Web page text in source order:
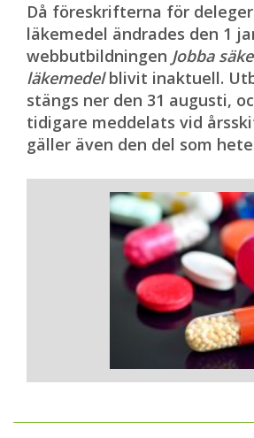
Då föreskrifterna för
läkemedel ändrades den 1
webbutbildningen Jobba
läkemedelblivit inaktuell.
stängs ner den 31 augusti,
tidigare meddelats vid
gäller även den del som